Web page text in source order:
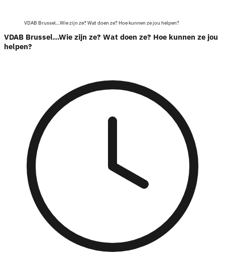
VDAB Brussel…Wie zijn ze? Wat doen ze? Hoe kunnen ze jou helpen?
VDAB Brussel…Wie zijn ze? Wat doen ze? Hoe kunnen ze jou
helpen?